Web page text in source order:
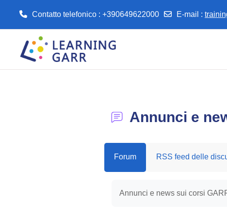
Contatto telefonico : +390649622000 E-mail :
Annunci e
Forum RSS feed delle
Annunci e news sui corsi